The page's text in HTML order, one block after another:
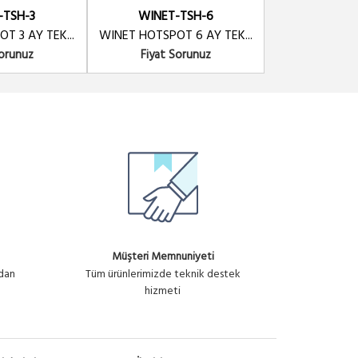
WINET HOTSPOT 6 AY
TEKNİ...
Fiyat Sorunuz
Fiyat Sorunuz
3
3 AY TEK...
WINET-TSH-6
WINET HOTSPOT 6 AY TEK...
Fiyat Sorunuz
Müşteri Memnuniyeti
Tüm ürünlerimizde teknik destek
hizmeti